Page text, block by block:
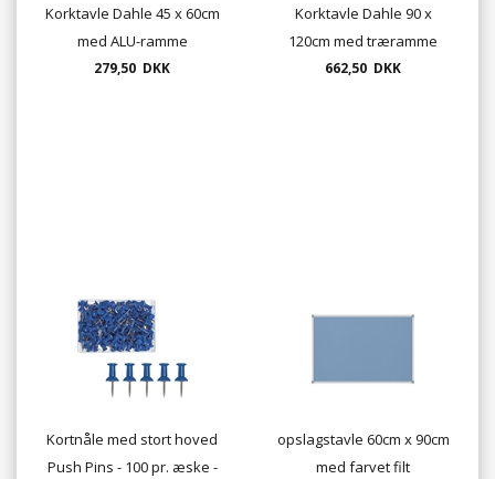
Korktavle Dahle 45 x 60cm
med ALU-ramme
279,50 DKK
Korktavle Dahle 90 x
120cm med træramme
662,50 DKK
Kortnåle med stort hoved
Push Pins - 100 pr. æske -
opslagstavle 60cm x 90cm
med farvet filt